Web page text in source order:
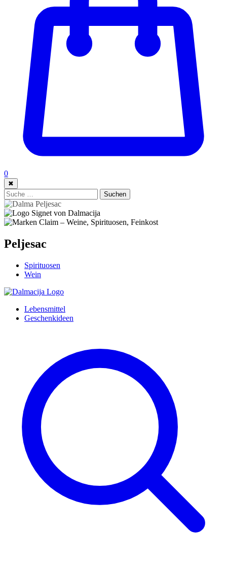
0
✖
Suche: Suchen
Peljesac
Spirituosen
Wein
Lebensmittel
Geschenkideen